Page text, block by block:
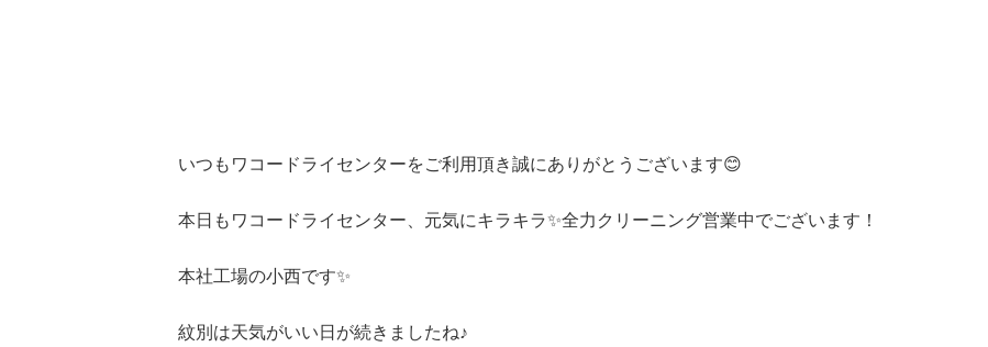
いつもワコードライセンターをご利用頂き誠にありがとうございます😊
本日もワコードライセンター、元気にキラキラ✨全力クリーニング営業中でございます！
本社工場の小西です✨
紋別は天気がいい日が続きましたね♪